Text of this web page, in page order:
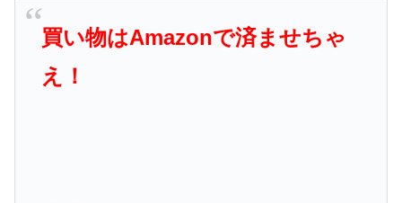
買い物はAmazonで済ませちゃ
え！